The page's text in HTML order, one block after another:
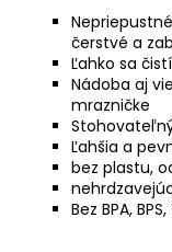
čerstvé a
Ľahko sa
Nádoba aj
mrazničke
Ľahšia a
bez plastu,
Bez BPA,